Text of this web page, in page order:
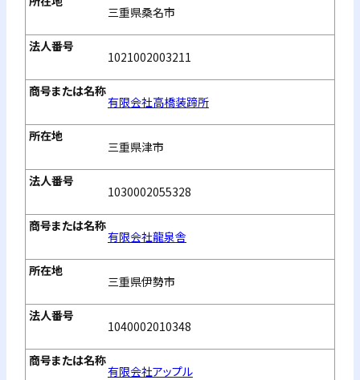
三重県桑名市
1021002003211
有限会社高橋装蹄所
三重県津市
1030002055328
有限会社龍泉舎
三重県伊勢市
1040002010348
有限会社アップル